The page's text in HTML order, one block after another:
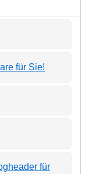
für Sie!
für